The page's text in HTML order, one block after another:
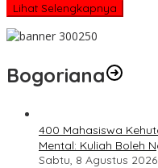
Lihat Selengkapnya
Bogoriana
400 Mahasiswa
Mental: Kuliah Boleh
Sabtu, 8 Agustus 2026